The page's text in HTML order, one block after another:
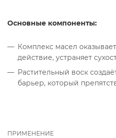
Основные компоненты:
Комплекс масел
действие, устраняет
Растительный воск
барьер, который
ПРИМЕНЕНИЕ